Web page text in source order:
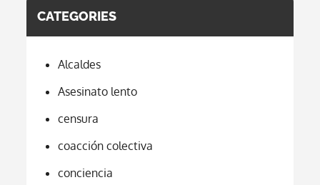
CATEGORIES
Alcaldes
Asesinato lento
censura
coacción colectiva
conciencia